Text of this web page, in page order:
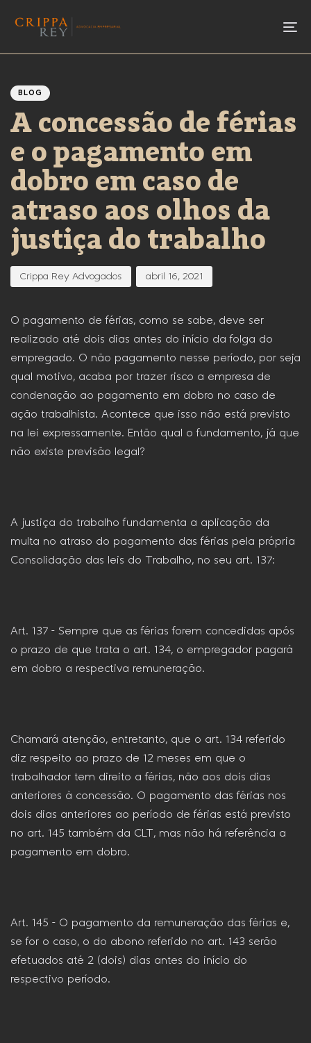
BLOG
A concessão de férias
e o pagamento em
dobro em caso de
atraso aos olhos da
justiça do trabalho
Crippa Rey Advogados abril 16, 2021
O pagamento de férias, como se sabe, deve ser
realizado até dois dias antes do início da folga do
empregado. O não pagamento nesse período, por seja
qual motivo, acaba por trazer risco a empresa de
condenação ao pagamento em dobro no caso de
ação trabalhista. Acontece que isso não está previsto
na lei expressamente. Então qual o fundamento, já que
não existe previsão legal?
A justiça do trabalho fundamenta a aplicação da
multa no atraso do pagamento das férias pela própria
Consolidação das leis do Trabalho, no seu art. 137:
Art. 137 – Sempre que as férias forem concedidas após
o prazo de que trata o art. 134, o empregador pagará
em dobro a respectiva remuneração.
Chamará atenção, entretanto, que o art. 134 referido
diz respeito ao prazo de 12 meses em que o
trabalhador tem direito a férias, não aos dois dias
anteriores à concessão. O pagamento das férias nos
dois dias anteriores ao período de férias está previsto
no art. 145 também da CLT, mas não há referência a
pagamento em dobro.
Art. 145 – O pagamento da remuneração das férias e,
se for o caso, o do abono referido no art. 143 serão
efetuados até 2 (dois) dias antes do início do
respectivo período.